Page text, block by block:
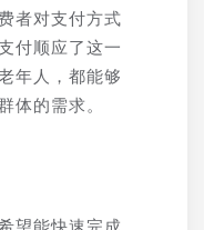
者对支付方式
付顺应了这一
年人，都能够
体的需求。
望能快速完成